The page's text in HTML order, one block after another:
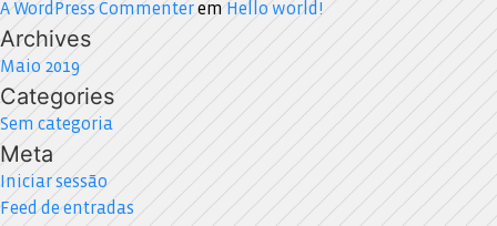
A WordPress Commenterem Hello world!
Archives
Maio 2019
Categories
Sem categoria
Meta
Iniciar sessão
Feed de entradas